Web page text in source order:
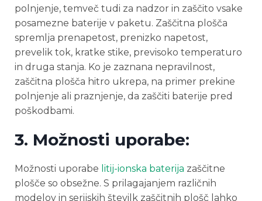
polnjenje, temveč tudi za nadzor in zaščito vsake
posamezne baterije v paketu. Zaščitna plošča
spremlja prenapetost, prenizko napetost,
prevelik tok, kratke stike, previsoko temperaturo
in druga stanja. Ko je zaznana nepravilnost,
zaščitna plošča hitro ukrepa, na primer prekine
polnjenje ali praznjenje, da zaščiti baterije pred
poškodbami.
3. Možnosti uporabe:
Možnosti uporabe litij-ionska baterija zaščitne
plošče so obsežne. S prilagajanjem različnih
modelov in serijskih številk zaščitnih plošč lahko